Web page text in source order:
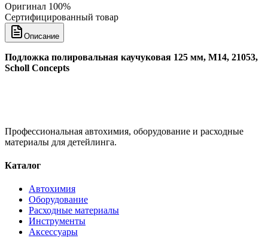
Оригинал 100%
Сертифицированный товар
Описание
Подложка полировальная каучуковая 125 мм, M14, 21053,
Scholl Concepts
Профессиональная автохимия, оборудование и расходные
материалы для детейлинга.
Каталог
Автохимия
Оборудование
Расходные материалы
Инструменты
Аксессуары